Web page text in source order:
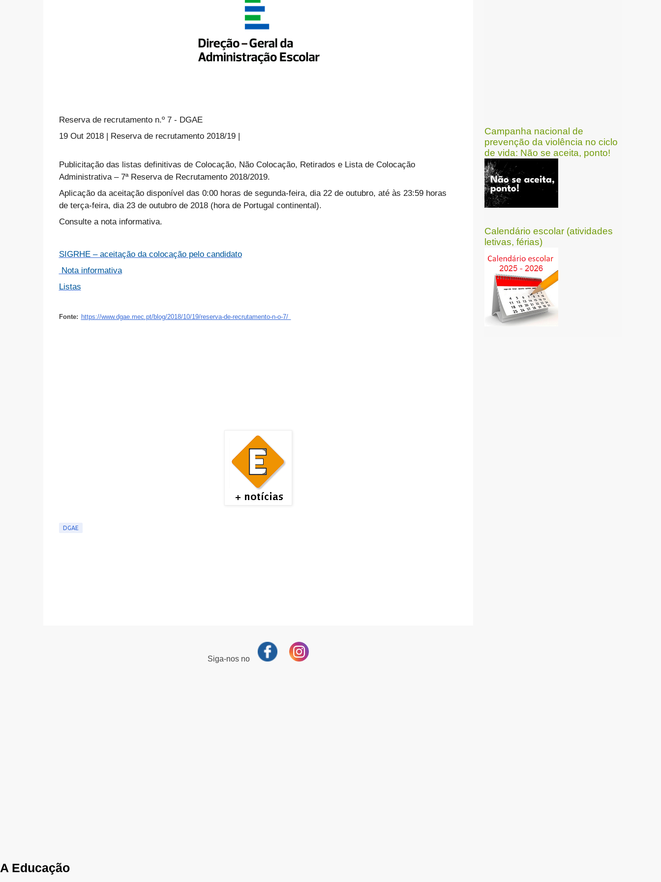
Reserva de recrutamento n.º 7 - DGAE
19 Out 2018 | Reserva de recrutamento 2018/19 |
Publicitação das listas definitivas de Colocação, Não Colocação, Retirados e Lista de Colocação
Administrativa – 7ª Reserva de Recrutamento 2018/2019.
Aplicação da aceitação disponível das 0:00 horas de segunda-feira, dia 22 de outubro, até às 23:59 horas
de terça-feira, dia 23 de outubro de 2018 (hora de Portugal continental).
Consulte a nota informativa.
SIGRHE – aceitação da colocação pelo candidato
Nota informativa
Listas
Fonte: https://www.dgae.mec.pt/blog/2018/10/19/reserva-de-recrutamento-n-o-7/
DGAE
Siga-nos no
Campanha nacional de
prevenção da violência no ciclo
de vida: Não se aceita, ponto!
Calendário escolar (atividades
letivas, férias)
A Educação